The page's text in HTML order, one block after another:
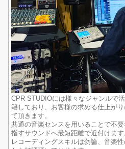
CPR STUDIOには様々なジャンルで
籍しており、お客様の求める仕上が
て頂きます。
共通の音楽センスを用いることで不
指すサウンドへ最短距離で近付けます
レコーディングスキルは勿論、音楽